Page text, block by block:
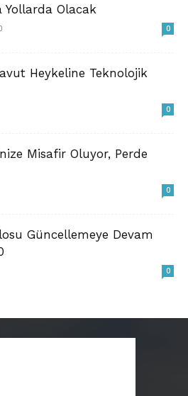
Yollarda Olacak
0
Heykeline Teknolojik
0
Misafir Oluyor, Perde
0
Güncellemeye Devam
0